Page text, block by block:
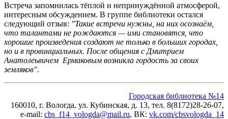
Встреча запомнилась тёплой и непринуждённой атмосферой,
интересным обсуждением. В группе библиотеки остался
следующий отзыв: "Такие встречи нужны, на них осознаём,
что талантами не рождаются — ими становятся, что
хорошие произведения создают не только в больших городах,
но и в провинциальных. После общения с Дмитрием
Анатолеьвичем Ермаковым возникла гордость за своих
земляков".
Городская библиотека №14
160010, г. Вологда, ул. Кубинская, д. 13, тел. 8(8172)28-26-07,
e-mail: cbs_f14_vologda@mail.ru, ВК: vk.com/cbsvologda_14